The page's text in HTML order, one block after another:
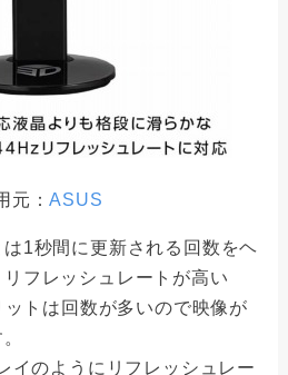
元：ASUS
1秒間に更新される回数をヘ
フレッシュレートが高い
トは回数が多いので映像が
イのようにリフレッシュレー